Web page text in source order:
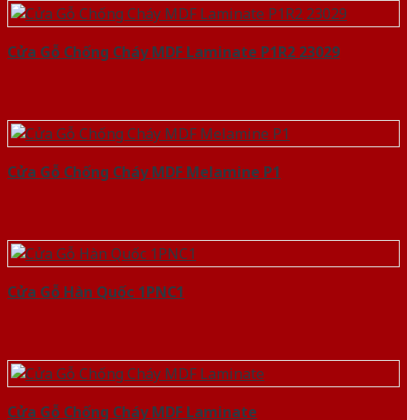
Cửa Gỗ Chống Cháy MDF Laminate P1R2 23029
Cửa Gỗ Chống Cháy MDF Melamine P1
Cửa Gỗ Hàn Quốc 1PNC1
Cửa Gỗ Chống Cháy MDF Laminate